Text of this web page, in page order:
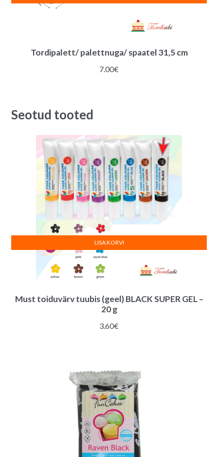
Tordipalett/ palettnuga/ spaatel 31,5 cm
7.00€
Seotud tooted
Must toiduvärv tuubis (geel) BLACK SUPER GEL –
20 g
3.60€
LISA KORVI